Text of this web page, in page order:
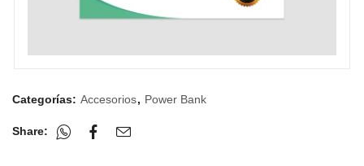
Categorías: Accesorios, Power Bank
Share: